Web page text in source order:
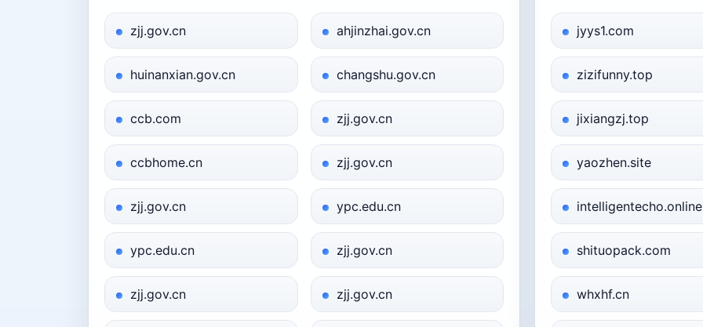
zjj.gov.cn ahjinzhai.gov.cn
huinanxian.gov.cn changshu.gov.cn
ccb.com zjj.gov.cn
ccbhome.cn zjj.gov.cn
zjj.gov.cn ypc.edu.cn
ypc.edu.cn zjj.gov.cn
zjj.gov.cn zjj.gov.cn
jyys1.com
zizifunny.top
jixiangzj.top
yaozhen.site
intelligentecho.online
shituopack.com
whxhf.cn